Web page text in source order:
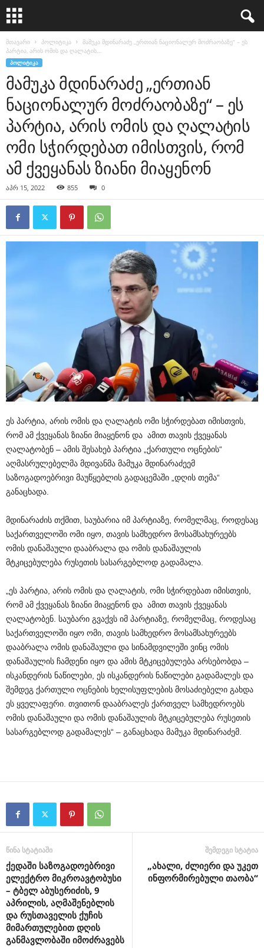
მთავარი პოლიტიკა
მამუკა მდინარაძე „ერთიან ნაციონალურ მოძრაობაზე“ – ეს
პარტია, არის ომის და ღალატის...
ᲞᲝᲚᲘᲢᲘᲙᲐ
მამუკა მდინარაძე „ერთიან
ნაციონალურ მოძრაობაზე“ – ეს
პარტია, არის ომის და ღალატის
ომი სჭირდებათ იმისთვის, რომ
ამ ქვეყანას ზიანი მიაყენონ
აპრ 15, 2022 855 0
ეს პარტია, არის ომის და ღალატის ომი სჭირდებათ იმისთვის,
რომ ამ ქვეყანას ზიანი მიაყენონ და ამით თავის ქვეყანას
ღალატობენ – ამის შესახებ პარტია „ქართული ოცნების“
აღმასრულებელმა მდივანმა მამუკა მდინარაძეემ
საზოგადოებრივი მაუწყებლის გადაცემაში „დღის თემა“
განაცხადა.
მდინარაძის თქმით, საუბარია იმ პარტიაზე, რომელმაც, როდესაც
საქართველოში ომი იყო, თავის სამხედრო მოსამსახურეებს
ომის დანაშაული დააბრალა და ომის დანაშაულის
მტკიცებულება რუსეთის სასარგებლოდ გადამალა.
„ეს პარტია, არის ომის და ღალატის, ომი სჭირდებათ იმისთვის,
რომ ამ ქვეყანას ზიანი მიაყენონ და ამით თავის ქვეყანას
ღალატობენ. საუბარი გვაქვს იმ პარტიაზე, რომელმაც, როდესაც
საქართველოში იყო ომი, თავის სამხედრო მოსამსახურეებს
დააბრალა ომის დანაშაული და სინამდვილეში ვინც ომის
დანაშაულის ჩამდენი იყო და ამის მტკიცებულება არსებობდა –
ისკანდერის ნაწილები, ეს ისკანდერის ნაწილები გადამალეს და
შემდეგ ქართული ოცნების ხელისუფლების მოსაძიებელი გახდა
ეს ყველაფერი. თვითონ დააბრალეს ქართველ სამხედროებს
ომის დანაშაული და ომის დანაშაულის მტკიცებულება რუსეთის
სასარგებლოდ გადამალეს“ – განაცხადა მამუკა მდინარაძემ.
წინა სტატიაში
ქედაში საზოგადოებრივი
ელექტრო მიკროავტობუსი
– ტბელ აბუსერიძის, 9
აპრილის, აღმაშენებლის
და რუსთაველის ქუჩის
მიმართულებით დღის
განმავლობაში იმოძრავებს
შემდეგი სტატია
„ახალი, ძლიერი და უკეთ
ინფორმირებული თაობა“